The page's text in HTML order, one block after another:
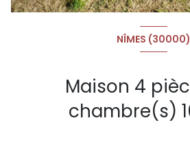
NÎMES (30000)
Maison 4 pièce(s) 3